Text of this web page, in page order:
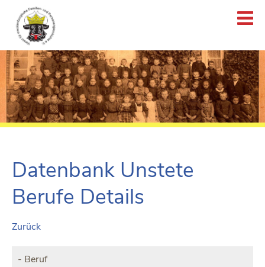
Datenbank Unstete
Berufe Details
Zurück
Beruf